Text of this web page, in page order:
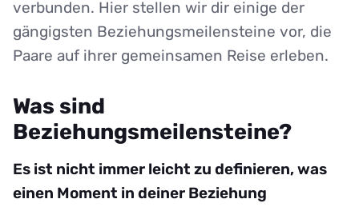
verbunden. Hier stellen wir dir einige der
gängigsten Beziehungsmeilensteine vor, die
Paare auf ihrer gemeinsamen Reise erleben.
Was sind
Beziehungsmeilensteine?
Es ist nicht immer leicht zu definieren, was
einen Moment in deiner Beziehung